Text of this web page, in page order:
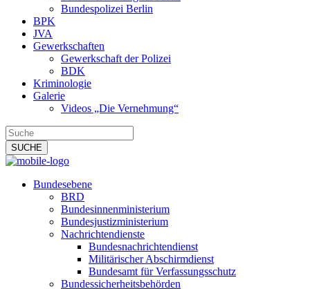
Bundespolizei Berlin
BPK
JVA
Gewerkschaften
Gewerkschaft der Polizei
BDK
Kriminologie
Galerie
Videos „Die Vernehmung“
Bundesebene
BRD
Bundesinnenministerium
Bundesjustizministerium
Nachrichtendienste
Bundesnachrichtendienst
Militärischer Abschirmdienst
Bundesamt für Verfassungsschutz
Bundessicherheitsbehörden